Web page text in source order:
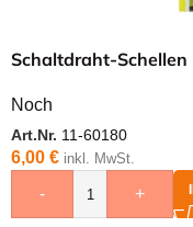
Schaltdraht-Schellen
Noch
Art.Nr. 11-60180
6,00 € inkl. MwSt.
- +